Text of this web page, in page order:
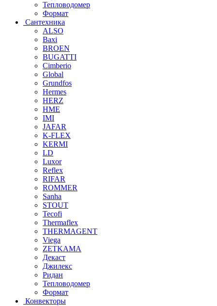
Тепловодомер
Формат
Сантехника
ALSO
Baxi
BROEN
BUGATTI
Cimberio
Global
Grundfos
Hermes
HERZ
HME
IMI
JAFAR
K-FLEX
KERMI
LD
Luxor
Reflex
RIFAR
ROMMER
Sanha
STOUT
Tecofi
Thermaflex
THERMAGENT
Viega
ZETKAMA
Декаст
Джилекс
Ридан
Тепловодомер
Формат
Конвекторы